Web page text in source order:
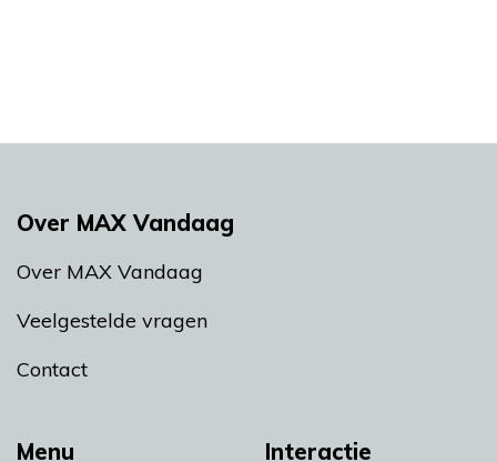
Menu Interactie
Over MAX Vandaag
Over MAX Vandaag
Veelgestelde vragen
Contact